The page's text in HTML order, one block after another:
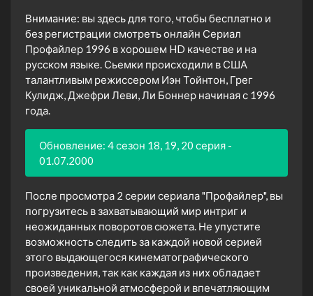
Внимание: вы здесь для того, чтобы бесплатно и
без регистрации смотреть онлайн Сериал
Профайлер 1996 в хорошем HD качестве и на
русском языке. Сьемки происходили в США
талантливым режиссером Иэн Тойнтон, Грег
Кулидж, Джефри Леви, Ли Боннер начиная с 1996
года.
Обновление: 4 сезон 18, 19, 20 серия -
01.07.2000
После просмотра 2 серии сериала "Профайлер", вы
погрузитесь в захватывающий мир интриг и
неожиданных поворотов сюжета. Не упустите
возможность следить за каждой новой серией
этого выдающегося кинематографического
произведения, так как каждая из них обладает
своей уникальной атмосферой и впечатляющим